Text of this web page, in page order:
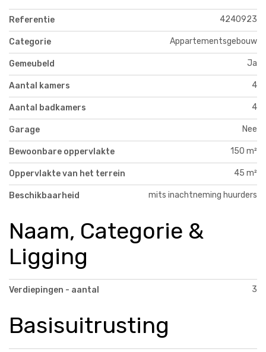
Referentie 4240923
Categorie Appartementsgebouw
Gemeubeld Ja
Aantal kamers 4
Aantal badkamers 4
Garage Nee
Bewoonbare oppervlakte 150 m²
Oppervlakte van het terrein 45 m²
Beschikbaarheid mits inachtneming huurders
Naam, Categorie &
Ligging
Verdiepingen - aantal 3
Basisuitrusting